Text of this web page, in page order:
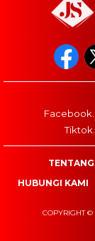
HUBUNGI KAMI
COPYRIGHT